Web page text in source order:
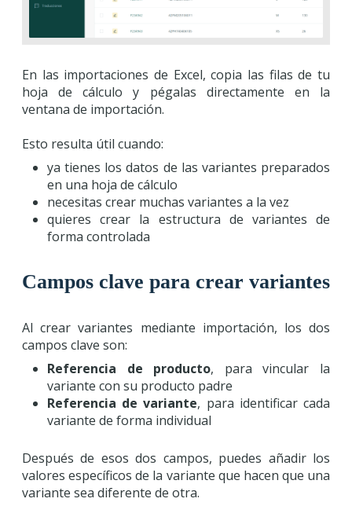
En las importaciones de Excel, copia las filas de tu
hoja de cálculo y pégalas directamente en la
ventana de importación.
Esto resulta útil cuando:
ya tienes los datos de las variantes preparados
en una hoja de cálculo
necesitas crear muchas variantes a la vez
quieres crear la estructura de variantes de
forma controlada
Campos clave para crear variantes
Al crear variantes mediante importación, los dos
campos clave son:
Referencia de producto, para vincular la
variante con su producto padre
Referencia de variante, para identificar cada
variante de forma individual
Después de esos dos campos, puedes añadir los
valores específicos de la variante que hacen que una
variante sea diferente de otra.